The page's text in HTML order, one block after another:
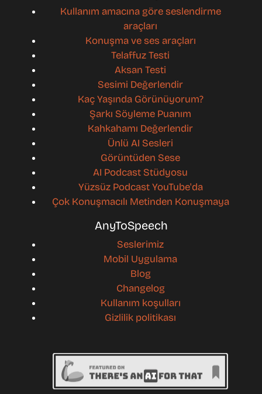
Kullanım amacına göre seslendirme
araçları
Konuşma ve ses araçları
Telaffuz Testi
Aksan Testi
Sesimi Değerlendir
Kaç Yaşında Görünüyorum?
Şarkı Söyleme Puanım
Kahkahamı Değerlendir
Ünlü AI Sesleri
Görüntüden Sese
AI Podcast Stüdyosu
Yüzsüz Podcast YouTube'da
Çok Konuşmacılı Metinden Konuşmaya
AnyToSpeech
Seslerimiz
Mobil Uygulama
Blog
Changelog
Kullanım koşulları
Gizlilik politikası